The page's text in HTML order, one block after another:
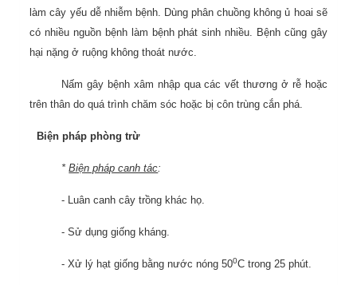
làm cây yếu dễ nhiễm bệnh. Dùng phân chuồng không ủ hoai sẽ
có nhiều nguồn bệnh làm bệnh phát sinh nhiều. Bệnh cũng gây
hại nặng ở ruộng không thoát nước.
Nấm gây bệnh xâm nhập qua các vết thương ở rễ hoặc
trên thân do quá trình chăm sóc hoặc bị côn trùng cắn phá.
Biện pháp phòng trừ
*Biện pháp canh tác:
- Luân canh cây trồng khác họ.
- Sử dụng giống kháng.
- Xử lý hạt giống bằng nước nóng 500C trong 25 phút.